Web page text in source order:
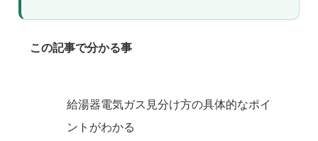
この記事で分かる事
給湯器電気ガス見分け方の具体的なポイ
ントがわかる